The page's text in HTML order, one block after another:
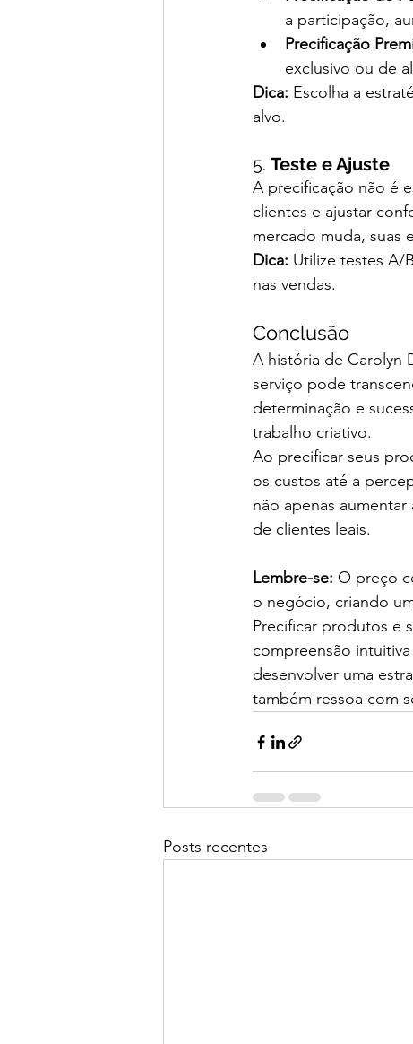
a participação,
Precificação
exclusivo ou de
Dica: Escolha a
alvo.
5. Teste e Ajuste
A precificação não é
clientes e ajustar
mercado muda, suas
Dica: Utilize testes A/
nas vendas.
Conclusão
A história de Carolyn
serviço pode
determinação e
trabalho criativo.
Ao precificar seus
os custos até a
não apenas
de clientes leais.
Lembre-se: O preço
o negócio, criando
Precificar produtos e
compreensão
desenvolver uma
também ressoa com
Posts recentes